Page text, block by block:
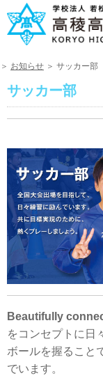
＞ お知らせ ＞ サッカー部
サッカー部
Beautifully
をコンセプトに日
ボールを握ること
でいます。